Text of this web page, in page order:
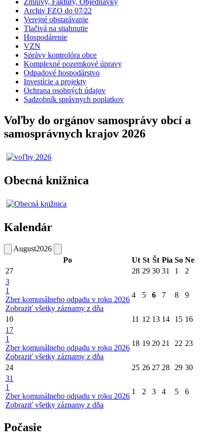
Zmluvy, Faktúry, Objednávky
Archiv FZO do 07⁄22
Verejné obstarávanie
Tlačivá na stiahnutie
Hospodárenie
VZN
Správy kontrolóra obce
Komplexné pozemkové úpravy
Odpadové hospodárstvo
Investície a projekty
Ochrana osobných údajov
Sadzobník správnych poplatkov
Voľby do orgánov samosprávy obcí a
samosprávnych krajov 2026
Obecná knižnica
Kalendár
August2026
Po
Ut St Št Pia So Ne
27
28 29 30 31 1
2
3
1
Zber komunálneho odpadu v roku 2026
Zobraziť všetky záznamy z dňa
4 5 6 7 8 9
10 11 12 13 14 15 16
17
1
Zber komunálneho odpadu v roku 2026
Zobraziť všetky záznamy z dňa
18 19 20 21 22 23
24 25 26 27 28 29 30
31
1
Zber komunálneho odpadu v roku 2026
Zobraziť všetky záznamy z dňa
1 2 3 4 5 6
Počasie